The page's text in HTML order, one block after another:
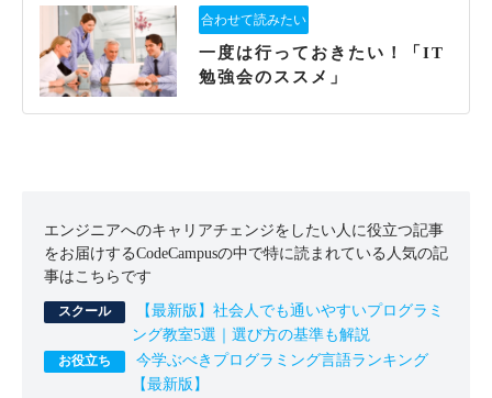
一度は行っておきたい！「IT
勉強会のススメ」
エンジニアへのキャリアチェンジをしたい人に役立つ記事
をお届けするCodeCampusの中で特に読まれている人気の記
事はこちらです
【最新版】社会人でも通いやすいプログラミ
ング教室5選｜選び方の基準も解説
今学ぶべきプログラミング言語ランキング
【最新版】